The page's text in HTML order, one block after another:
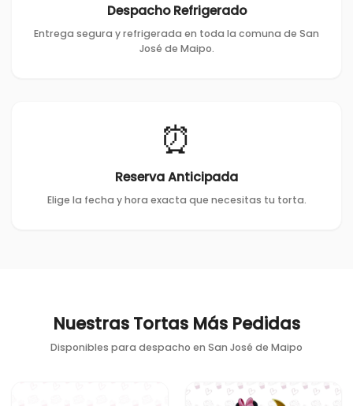
Despacho Refrigerado
Entrega segura y refrigerada en toda la comuna de San
José de Maipo.
⏰
Reserva Anticipada
Elige la fecha y hora exacta que necesitas tu torta.
Nuestras Tortas Más Pedidas
Disponibles para despacho en San José de Maipo